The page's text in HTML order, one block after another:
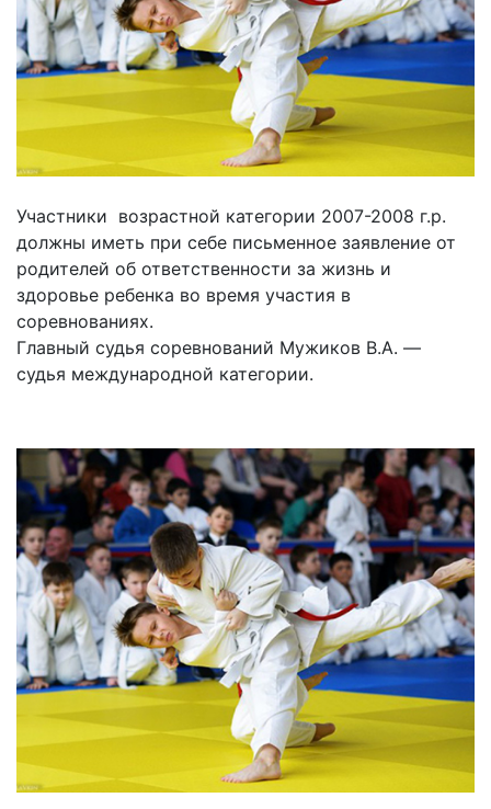
Участники возрастной категории 2007-2008 г.р.
должны иметь при себе письменное заявление от
родителей об ответственности за жизнь и
здоровье ребенка во время участия в
соревнованиях.
Главный судья соревнований Мужиков В.А. —
судья международной категории.